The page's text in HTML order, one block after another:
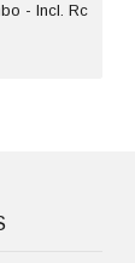
- Incl. Rc